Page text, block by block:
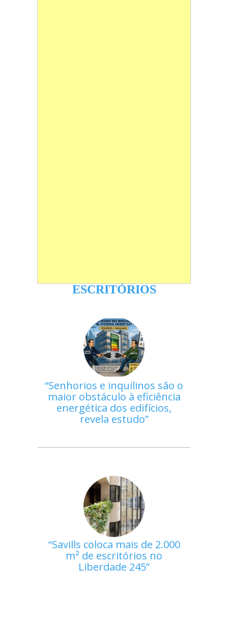
ESCRITÓRIOS
Senhorios e inquilinos são o
maior obstáculo à eficiência
energética dos edifícios,
revela estudo
Savills coloca mais de 2.000
m² de escritórios no
Liberdade 245